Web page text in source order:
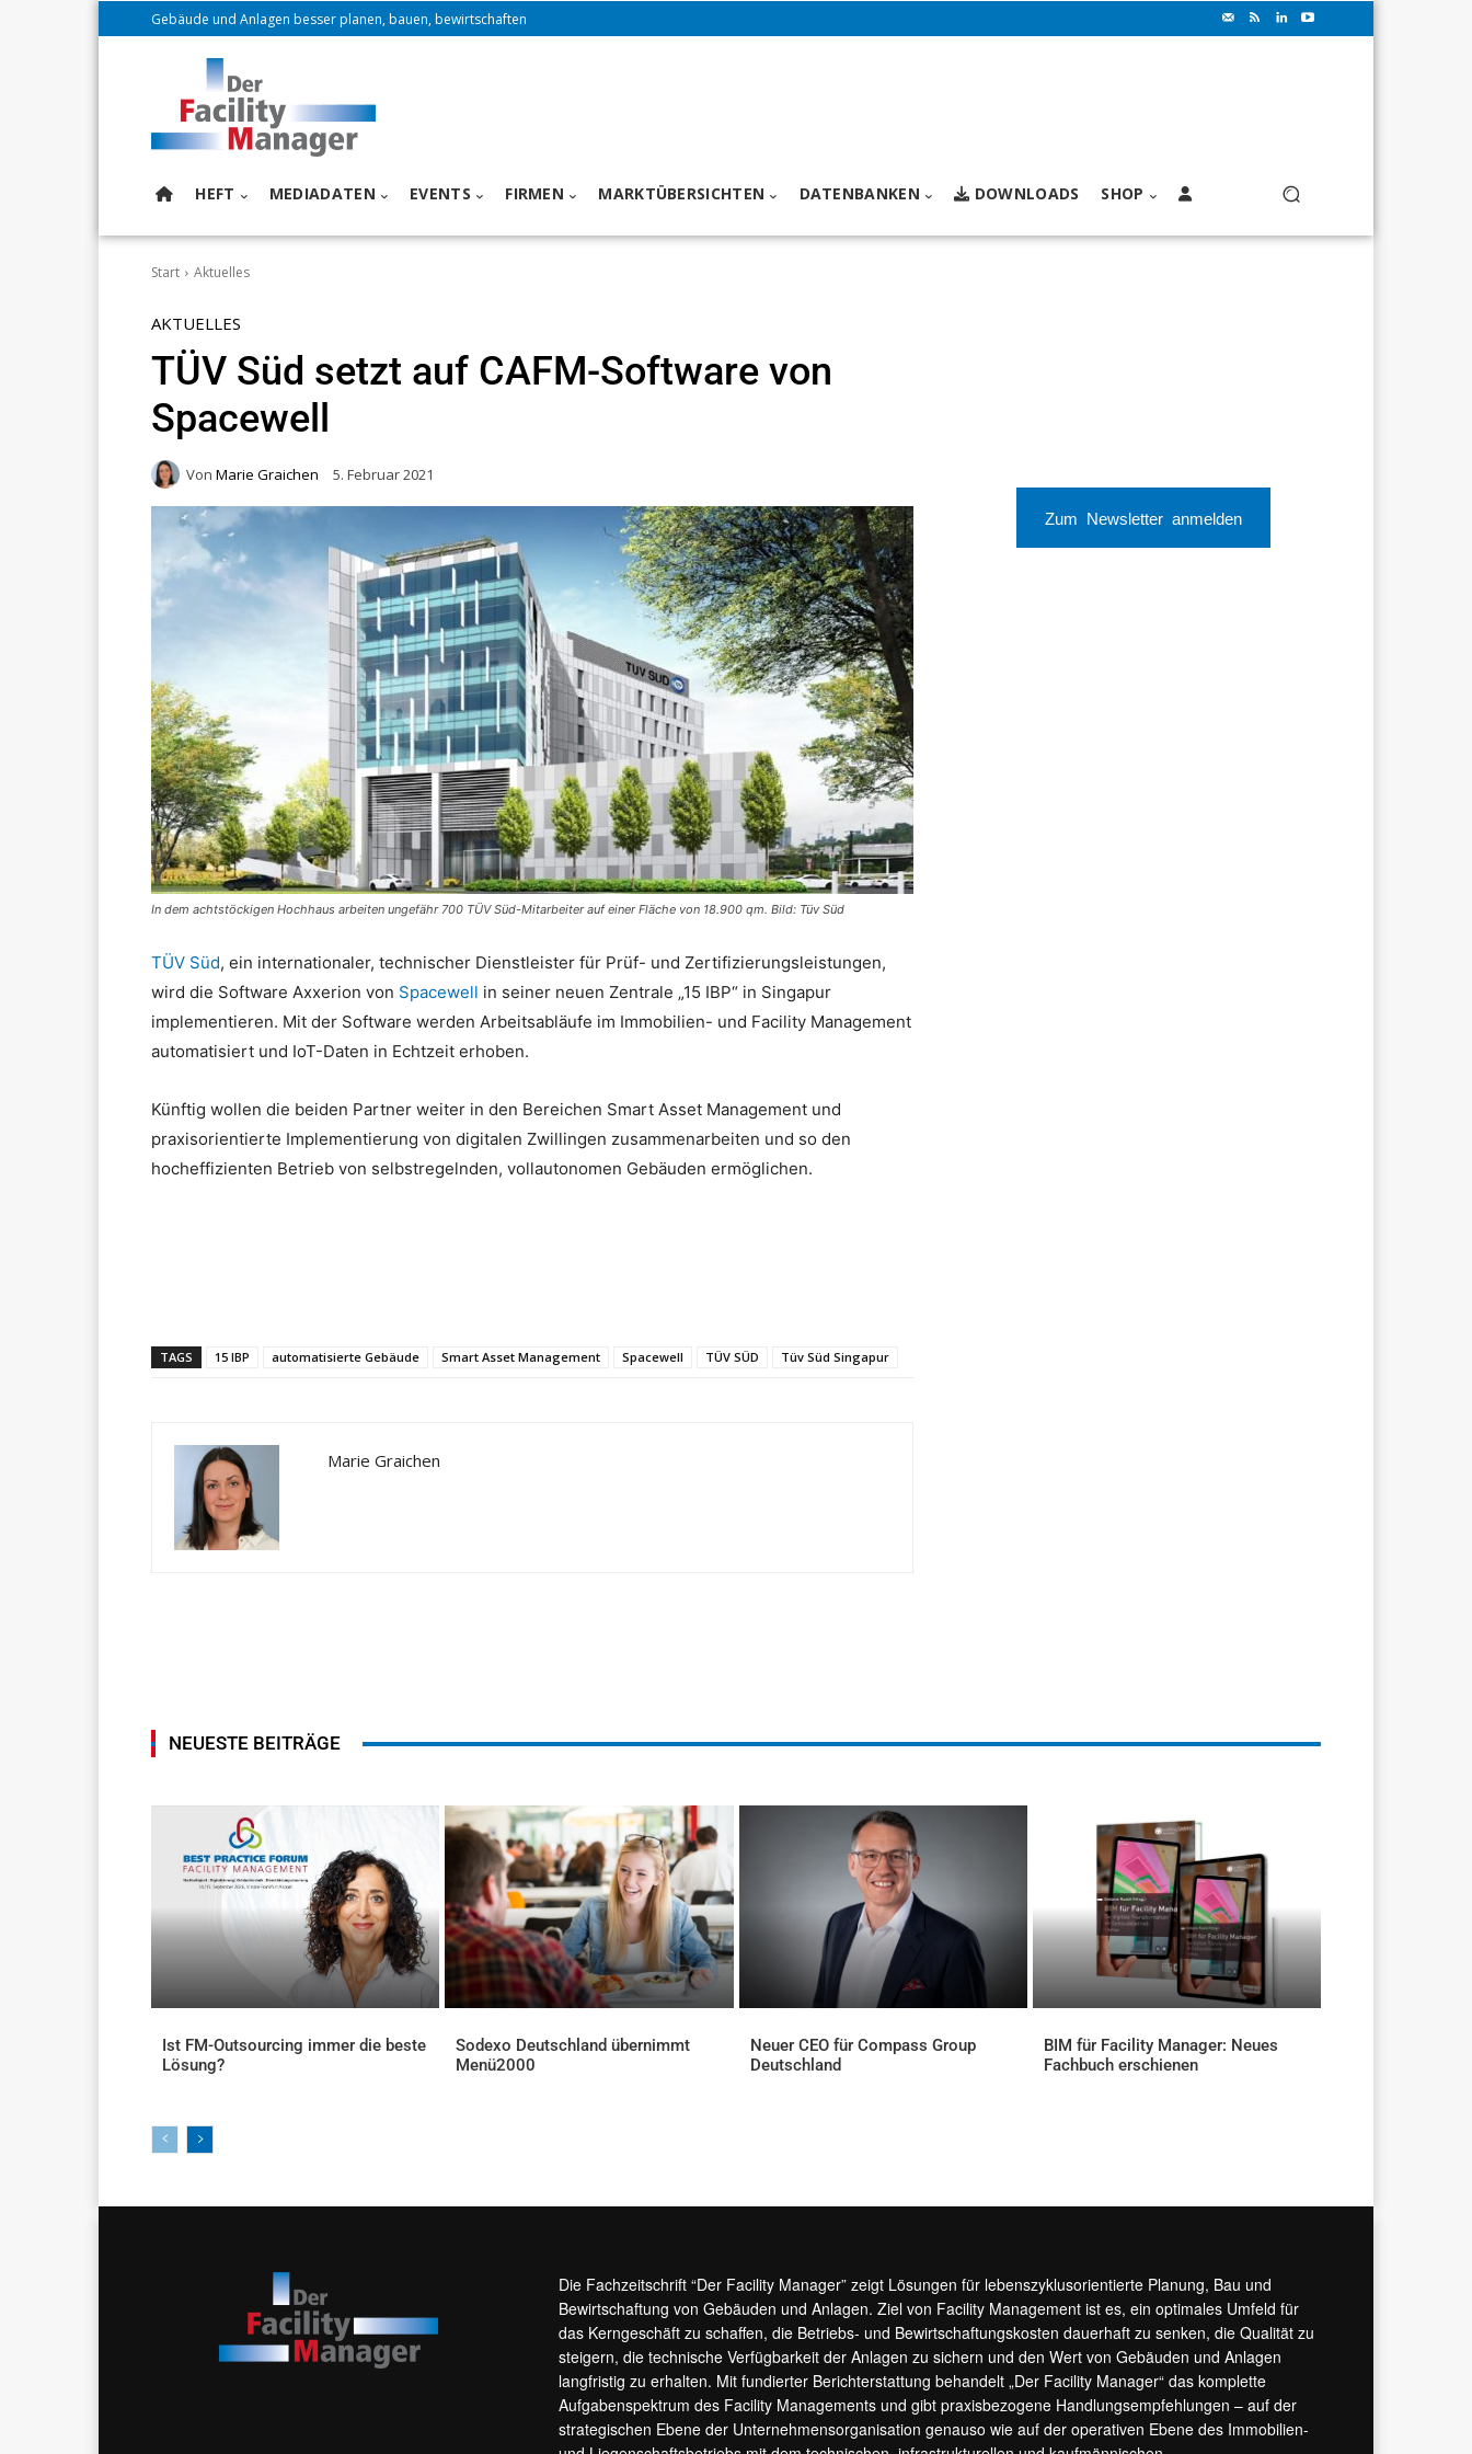
Gebäude und Anlagen besser planen, bauen, bewirtschaften
HEFT MEDIADATEN EVENTS FIRMEN MARKTÜBERSICHTEN DATENBANKEN DOWNLOADS SHOP
Start Aktuelles
AKTUELLES
TÜV Süd setzt auf CAFM-Software von
Spacewell
Von Marie Graichen 5. Februar 2021
In dem achtstöckigen Hochhaus arbeiten ungefähr 700 TÜV Süd-Mitarbeiter auf einer Fläche von 18.900 qm. Bild: Tüv Süd
TÜV Süd, ein internationaler, technischer Dienstleister für Prüf- und Zertifizierungsleistungen,
wird die Software Axxerion von Spacewell in seiner neuen Zentrale „15 IBP“ in Singapur
implementieren. Mit der Software werden Arbeitsabläufe im Immobilien- und Facility Management
automatisiert und IoT-Daten in Echtzeit erhoben.
Künftig wollen die beiden Partner weiter in den Bereichen Smart Asset Management und
praxisorientierte Implementierung von digitalen Zwillingen zusammenarbeiten und so den
hocheffizienten Betrieb von selbstregelnden, vollautonomen Gebäuden ermöglichen.
TAGS 15 IBP automatisierte Gebäude Smart Asset Management Spacewell TÜV SÜD Tüv Süd Singapur
Marie Graichen
Zum Newsletter anmelden
NEUESTE BEITRÄGE
Ist FM-Outsourcing immer die beste
Lösung?
Sodexo Deutschland übernimmt
Menü2000
Neuer CEO für Compass Group
Deutschland
BIM für Facility Manager: Neues
Fachbuch erschienen
Die Fachzeitschrift “Der Facility Manager” zeigt Lösungen für lebenszyklusorientierte Planung, Bau und
Bewirtschaftung von Gebäuden und Anlagen. Ziel von Facility Management ist es, ein optimales Umfeld für
das Kerngeschäft zu schaffen, die Betriebs- und Bewirtschaftungskosten dauerhaft zu senken, die Qualität zu
steigern, die technische Verfügbarkeit der Anlagen zu sichern und den Wert von Gebäuden und Anlagen
langfristig zu erhalten. Mit fundierter Berichterstattung behandelt „Der Facility Manager“ das komplette
Aufgabenspektrum des Facility Managements und gibt praxisbezogene Handlungsempfehlungen – auf der
strategischen Ebene der Unternehmensorganisation genauso wie auf der operativen Ebene des Immobilien-